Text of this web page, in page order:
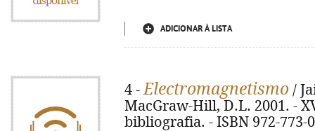
ADICIONAR À LISTA
4 -Electromagnetismo /
MacGraw-Hill, D.L. 2001. -
bibliografia. - ISBN 972-773-